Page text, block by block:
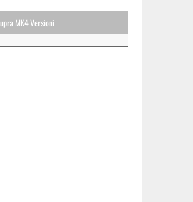
MK4 Versioni